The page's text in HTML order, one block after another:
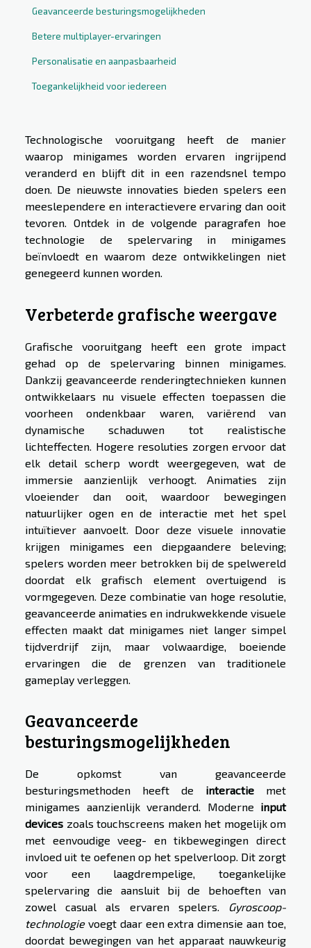
Geavanceerde besturingsmogelijkheden
Betere multiplayer-ervaringen
Personalisatie en aanpasbaarheid
Toegankelijkheid voor iedereen
Technologische vooruitgang heeft de manier
waarop minigames worden ervaren ingrijpend
veranderd en blijft dit in een razendsnel tempo
doen. De nieuwste innovaties bieden spelers een
meeslependere en interactievere ervaring dan ooit
tevoren. Ontdek in de volgende paragrafen hoe
technologie de spelervaring in minigames
beïnvloedt en waarom deze ontwikkelingen niet
genegeerd kunnen worden.
Verbeterde grafische weergave
Grafische vooruitgang heeft een grote impact
gehad op de spelervaring binnen minigames.
Dankzij geavanceerde renderingtechnieken kunnen
ontwikkelaars nu visuele effecten toepassen die
voorheen ondenkbaar waren, variërend van
dynamische schaduwen tot realistische
lichteffecten. Hogere resoluties zorgen ervoor dat
elk detail scherp wordt weergegeven, wat de
immersie aanzienlijk verhoogt. Animaties zijn
vloeiender dan ooit, waardoor bewegingen
natuurlijker ogen en de interactie met het spel
intuïtiever aanvoelt. Door deze visuele innovatie
krijgen minigames een diepgaandere beleving;
spelers worden meer betrokken bij de spelwereld
doordat elk grafisch element overtuigend is
vormgegeven. Deze combinatie van hoge resolutie,
geavanceerde animaties en indrukwekkende visuele
effecten maakt dat minigames niet langer simpel
tijdverdrijf zijn, maar volwaardige, boeiende
ervaringen die de grenzen van traditionele
gameplay verleggen.
Geavanceerde
besturingsmogelijkheden
De opkomst van geavanceerde
besturingsmethoden heeft de interactie met
minigames aanzienlijk veranderd. Moderne input
devices zoals touchscreens maken het mogelijk om
met eenvoudige veeg- en tikbewegingen direct
invloed uit te oefenen op het spelverloop. Dit zorgt
voor een laagdrempelige, toegankelijke
spelervaring die aansluit bij de behoeften van
zowel casual als ervaren spelers.
Gyroscoop-
technologievoegt daar een extra dimensie aan toe,
doordat bewegingen van het apparaat nauwkeurig